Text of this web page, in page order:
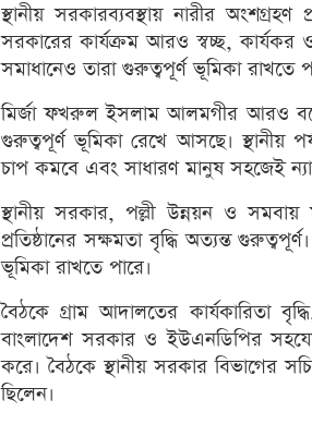
স্থানীয় সরকারব্যবস্থায় নারীর অংশগ্রহণ
সরকারের কার্যক্রম আরও স্বচ্ছ, কার্যকর
সমাধানেও তারা গুরুত্বপূর্ণ ভূমিকা রাখতে
মির্জা ফখরুল ইসলাম আলমগীর আরও বলেন,
গুরুত্বপূর্ণ ভূমিকা রেখে আসছে। স্থানীয়
চাপ কমবে এবং সাধারণ মানুষ সহজেই
স্থানীয় সরকার, পল্লী উন্নয়ন ও সমবায়
প্রতিষ্ঠানের সক্ষমতা বৃদ্ধি অত্যন্ত
ভূমিকা রাখতে পারে।
বৈঠকে গ্রাম আদালতের কার্যকারিতা
বাংলাদেশ সরকার ও ইউএনডিপির
করে। বৈঠকে স্থানীয় সরকার বিভাগের
ছিলেন।